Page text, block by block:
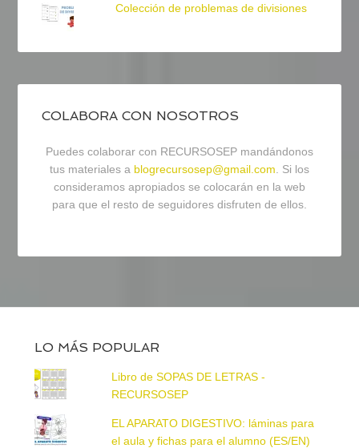
Colección de problemas de divisiones
COLABORA CON NOSOTROS
Puedes colaborar con RECURSOSEP mandándonos
tus materiales a blogrecursosep@gmail.com. Si los
consideramos apropiados se colocarán en la web
para que el resto de seguidores disfruten de ellos.
LO MÁS POPULAR
Libro de SOPAS DE LETRAS -
RECURSOSEP
EL APARATO DIGESTIVO: láminas para
el aula y fichas para el alumno (ES/EN)